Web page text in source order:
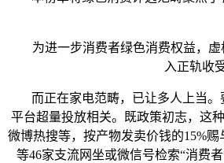
为进一步消费者绿色消费权益，虚构
入正轨收
而正在家电范畴，已让多人上当。
平台超量投放相关。既政策初志，这
微博热搜等，按产物发卖价钱的15%
等46家支流网坐或微信号检索“消费